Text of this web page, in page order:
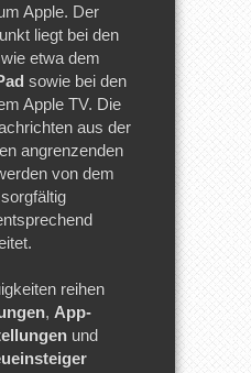
Apple. Der
liegt bei den
etwa dem
sowie bei den
Apple TV. Die
aus der
angrenzenden
von dem
reihen
, App-
und